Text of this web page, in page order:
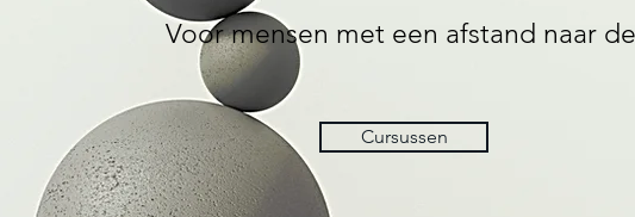
Voor mensen met een afstand naar
Cursussen